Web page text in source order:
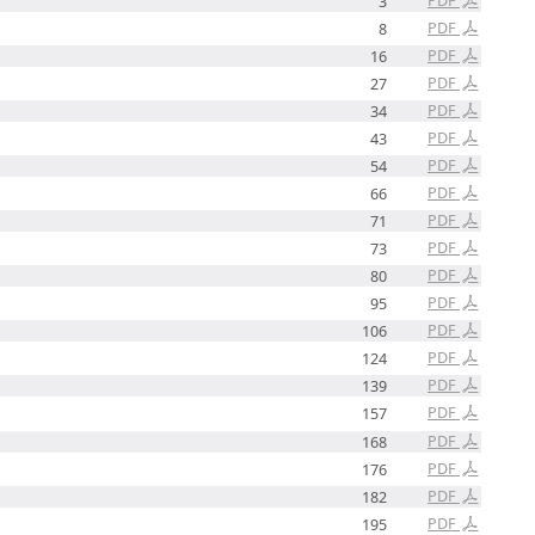
PDF
8
PDF
16
PDF
27
PDF
34
PDF
43
PDF
54
PDF
66
PDF
71
PDF
73
PDF
80
PDF
95
PDF
106
PDF
124
PDF
139
PDF
157
PDF
168
PDF
176
PDF
182
PDF
195